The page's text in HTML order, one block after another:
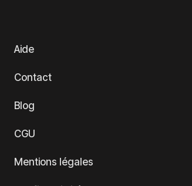
Aide
Contact
Blog
CGU
Mentions légales